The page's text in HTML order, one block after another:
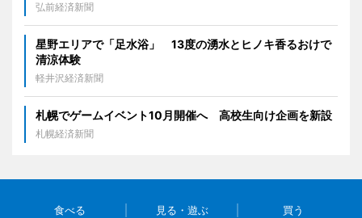
弘前経済新聞
星野エリアで「足水浴」 13度の湧水とヒノキ香るおけで
清涼体験
軽井沢経済新聞
札幌でゲームイベント10月開催へ 高校生向け企画を新設
札幌経済新聞
食べる 見る・遊ぶ 買う